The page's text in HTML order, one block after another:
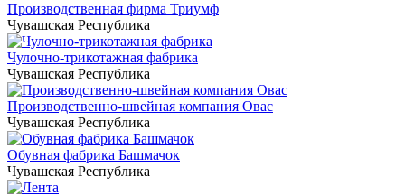
Производственная фирма Триумф
Чувашская Республика
Чулочно-трикотажная фабрика
Чувашская Республика
Производственно-швейная компания Овас
Чувашская Республика
Обувная фабрика Башмачок
Чувашская Республика